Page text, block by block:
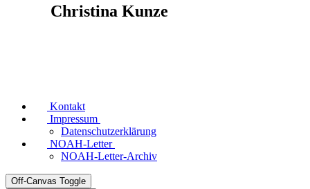
Christina Kunze
Kontakt
Impressum
Datenschutzerklärung
NOAH-Letter
NOAH-Letter-Archiv
Off-Canvas Toggle